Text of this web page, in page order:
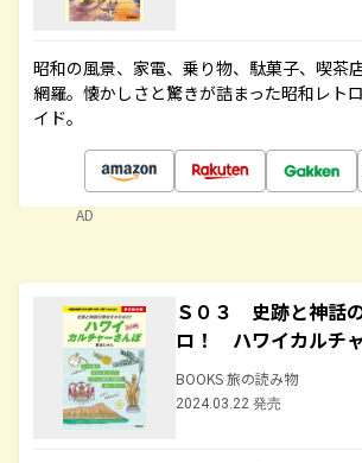
昭和の風景、家電、乗り物、駄菓子、喫茶
網羅。懐かしさと驚きが詰まった昭和レト
イド。
AD
Ｓ０３ 史跡と神話
ロ！ ハワイカルチ
BOOKS 旅の読み物
2024.03.22 発売